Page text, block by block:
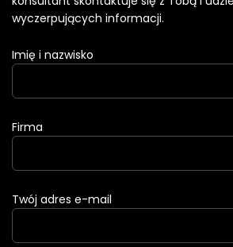
wyczerpujących informacji.
Imię i nazwisko
Firma
Twój adres e-mail